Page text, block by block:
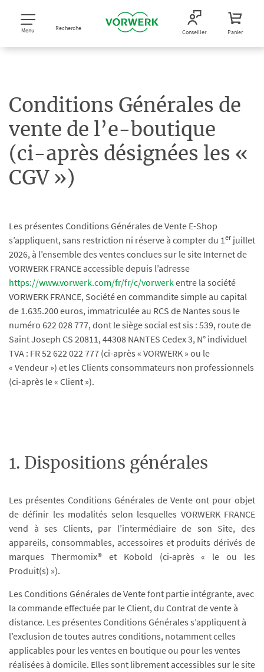
Menu Recherche Conseiller Panier
Conditions Générales de
vente de l’e-boutique
(ci-après désignées les «
CGV »)
Les présentes Conditions Générales de Vente E-Shop
s’appliquent, sans restriction ni réserve à compter du 1er juillet
2026, à l’ensemble des ventes conclues sur le site Internet de
VORWERK FRANCE accessible depuis l’adresse
https://www.vorwerk.com/fr/fr/c/vorwerkentre la société
VORWERK FRANCE, Société en commandite simple au capital
de 1.635.200 euros, immatriculée au RCS de Nantes sous le
numéro 622 028 777, dont le siège social est sis : 539, route de
Saint Joseph CS 20811, 44308 NANTES Cedex 3, N° individuel
TVA : FR 52 622 022 777 (ci-après « VORWERK » ou le
« Vendeur ») et les Clients consommateurs non professionnels
(ci-après le « Client »).
1. Dispositions générales
Les présentes Conditions Générales de Vente ont pour objet
de définir les modalités selon lesquelles VORWERK FRANCE
vend à ses Clients, par l’intermédiaire de son Site, des
appareils, consommables, accessoires et produits dérivés de
marques Thermomix® et Kobold (ci-après « le ou les
Produit(s) »).
Les Conditions Générales de Vente font partie intégrante, avec
la commande effectuée par le Client, du Contrat de vente à
distance. Les présentes Conditions Générales s’appliquent à
l’exclusion de toutes autres conditions, notamment celles
applicables pour les ventes en boutique ou pour les ventes
réalisées à domicile. Elles sont librement accessibles sur le site